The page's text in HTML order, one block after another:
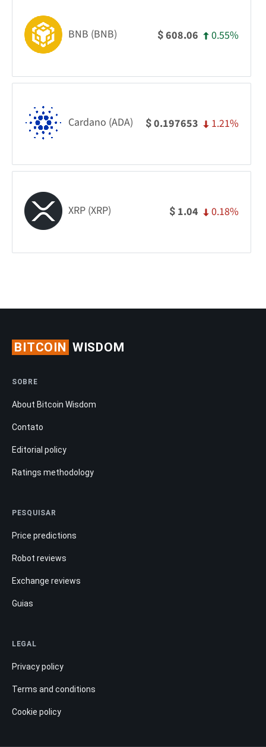
BNB (BNB) $608.06 0.55%
Cardano (ADA) $0.197653 1.21%
XRP (XRP) $ 1.04 0.18%
BITCOIN WISDOM
SOBRE
About Bitcoin Wisdom
Contato
Editorial policy
Ratings methodology
PESQUISAR
Price predictions
Robot reviews
Exchange reviews
Guias
LEGAL
Privacy policy
Terms and conditions
Cookie policy